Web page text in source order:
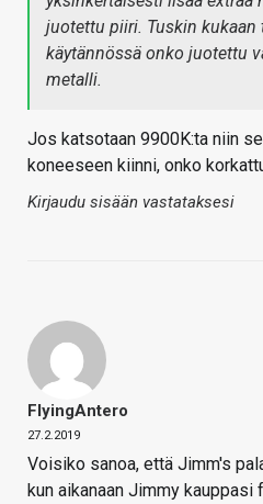
juotettu piiri. Tuskin kukaan
käytännössä onko juotettu
metalli.
Jos katsotaan 9900K:ta niin
koneeseen kiinni, onko
Kirjaudu sisään vastataksesi
FlyingAntero
27.2.2019
Voisiko sanoa, että Jimm's
kun aikanaan Jimmy